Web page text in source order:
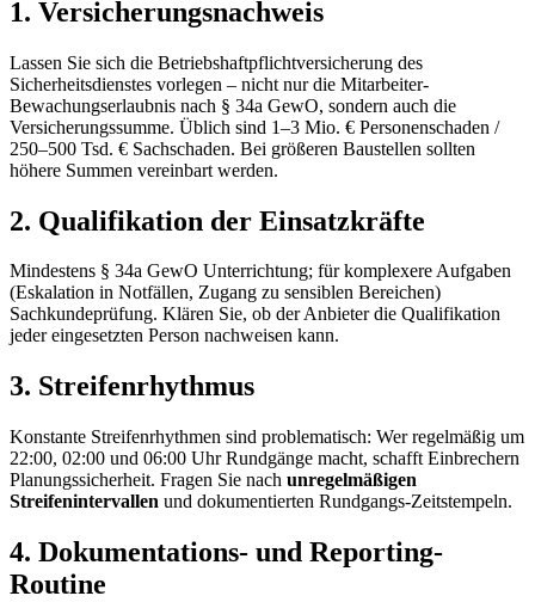
1. Versicherungsnachweis
Lassen Sie sich die Betriebshaftpflichtversicherung des
Sicherheitsdienstes vorlegen – nicht nur die Mitarbeiter-
Bewachungserlaubnis nach § 34a GewO, sondern auch die
Versicherungssumme. Üblich sind 1–3 Mio. € Personenschaden /
250–500 Tsd. € Sachschaden. Bei größeren Baustellen sollten
höhere Summen vereinbart werden.
2. Qualifikation der Einsatzkräfte
Mindestens § 34a GewO Unterrichtung; für komplexere Aufgaben
(Eskalation in Notfällen, Zugang zu sensiblen Bereichen)
Sachkundeprüfung. Klären Sie, ob der Anbieter die Qualifikation
jeder eingesetzten Person nachweisen kann.
3. Streifenrhythmus
Konstante Streifenrhythmen sind problematisch: Wer regelmäßig um
22:00, 02:00 und 06:00 Uhr Rundgänge macht, schafft Einbrechern
Planungssicherheit. Fragen Sie nach unregelmäßigen
Streifenintervallen und dokumentierten Rundgangs-Zeitstempeln.
4. Dokumentations- und Reporting-
Routine